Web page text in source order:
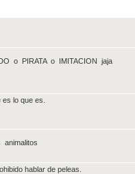
o PIRATA o IMITACION jaja
lo que es.
animalitos
hablar de peleas.